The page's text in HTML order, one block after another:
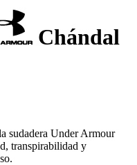
Chándal
sudadera Under Armour
transpirabilidad y